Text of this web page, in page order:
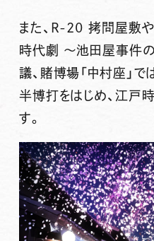
また、 R-20 拷問屋敷や
時代劇 ～池田屋事件
議、賭博場「中村座」 で
半博打をはじめ、江戸
す。